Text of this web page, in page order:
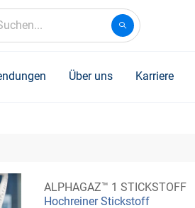
Über uns Karriere
ALPHAGAZ™ 1 STICKSTOFF
Hochreiner Stickstoff